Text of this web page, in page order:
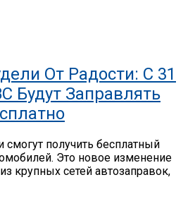
От Радости: С 31
Будут Заправлять
смогут получить бесплатный
Это новое изменение
крупных сетей автозаправок,